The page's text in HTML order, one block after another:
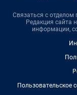
Связаться с отделом
Редакция сайта
информации,
Пользовательское